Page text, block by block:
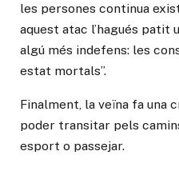
les persones continua
aquest atac l’hagués patit
algú més indefens: les
estat mortals”.
Finalment, la veïna fa una
poder transitar pels
esport o passejar.